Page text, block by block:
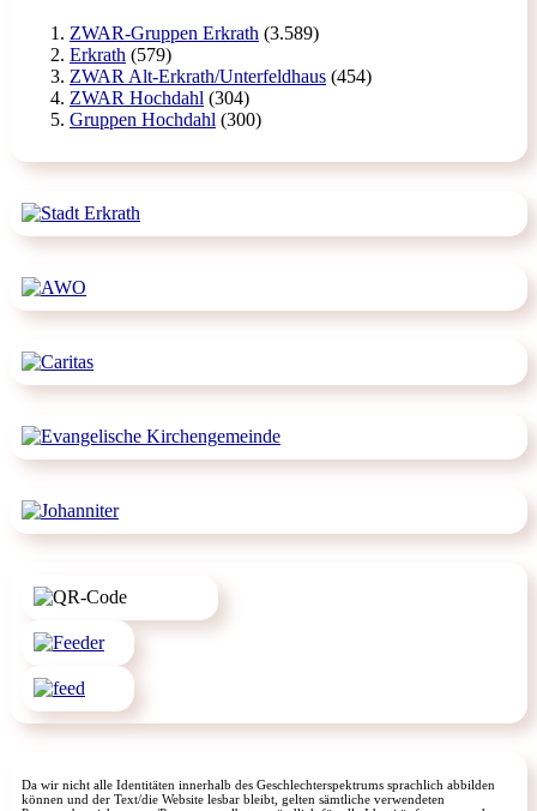
ZWAR-Gruppen Erkrath (3.589)
Erkrath (579)
ZWAR Alt-Erkrath/Unterfeldhaus (454)
ZWAR Hochdahl (304)
Gruppen Hochdahl (300)
Da wir nicht alle Identitäten innerhalb des Geschlechterspektrums sprachlich abbilden
können und der Text/die Website lesbar bleibt, gelten sämtliche verwendeten